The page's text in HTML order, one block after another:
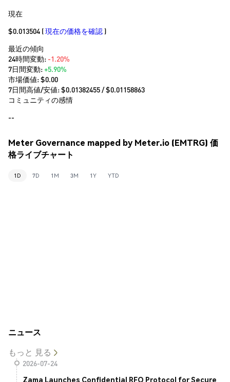
現在
$0.013504 (現在の価格を確認 )
最近の傾向
24時間変動: -1.20%
7日間変動:+5.90%
市場価値:$0.00
7日間高値/安値: $0.01382455/ $0.01158863
コミュニティの感情
--
Meter Governance mapped by Meter.io (EMTRG) 価
格ライブチャート
1D 7D 1M 3M 1Y YTD
ニュース
もっと 見る
2026-07-24
Zama Launches Confidential RFQ Protocol for Secure